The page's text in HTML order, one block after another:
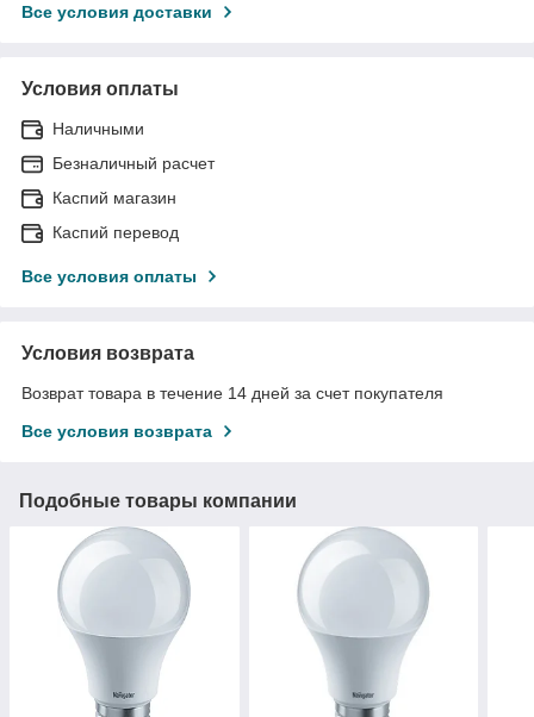
Все условия доставки
Условия оплаты
Наличными
Безналичный расчет
Каспий магазин
Каспий перевод
Все условия оплаты
Условия возврата
Возврат товара в течение 14 дней за счет покупателя
Все условия возврата
Подобные товары компании